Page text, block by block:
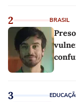
2 BRASIL
3